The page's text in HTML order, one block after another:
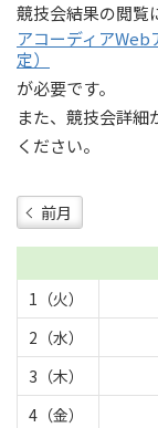
競技会結果の閲覧
アコーディア
定）
が必要です。
また、競技会詳
ください。
前月
1（火）
2（水）
3（木）
4（金）